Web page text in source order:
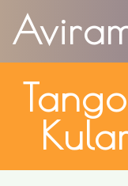
content